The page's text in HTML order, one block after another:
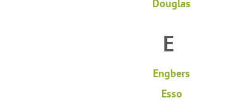
Douglas
E
Engbers
Esso